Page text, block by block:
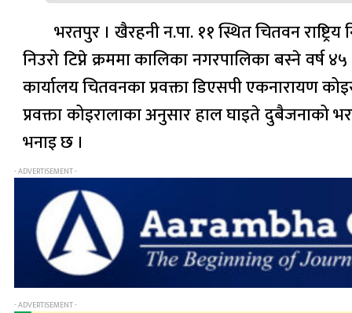
भरतपुर । खैरहनी न.पा. ११ स्थित चितवन
निउरो टिप्ने क्रममा कालिका नगरपालिका बस्ने वर्ष
कार्यालय चितवनका प्रवक्ता डिएसपी एकनारायण
प्रवक्ता कोइरालाका अनुसार हाल घाइते दुबैजनाको
भनाइ छ ।
- ADVERTISEMENT -
- ADVERTISEMENT -